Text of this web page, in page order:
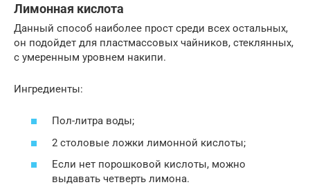
Лимонная кислота
Данный способ наиболее прост среди всех остальных,
он подойдет для пластмассовых чайников, стеклянных,
с умеренным уровнем накипи.
Ингредиенты:
Пол-литра воды;
2 столовые ложки лимонной кислоты;
Если нет порошковой кислоты, можно
выдавать четверть лимона.